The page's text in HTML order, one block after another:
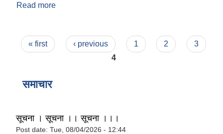
Read more
Pages
« first ‹ previous 1 2
3
4
समाचार
सूचना । सूचना ।। सूचना ।।।
Post date: Tue, 08/04/2026 - 12:44